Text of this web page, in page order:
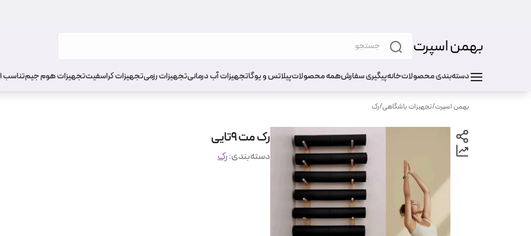
بهمن اسپرت
دسته‌بندی محصولاتخانهپیگیری سفارشهمه محصولاتپیلاتس و یوگاتجهیزات آب درمانیتجهیزات رزمیتجهیزات کراسفیتتجهیزات هوم جیمتناسب
بهمن اسپرت/تجهیزات باشگاهی/رک
رک مت ۹تایی
دسته‌بندی:رک